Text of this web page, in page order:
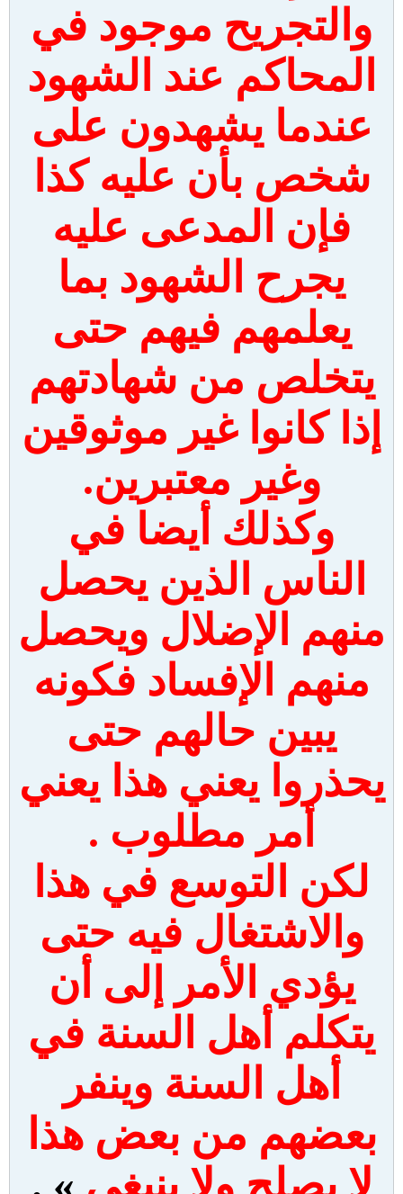
والتجريح موجود في
المحاكم عند الشهود
عندما يشهدون على
شخص بأن عليه كذا
فإن المدعى عليه
يجرح الشهود بما
يعلمهم فيهم حتى
يتخلص من شهادتهم
إذا كانوا غير موثوقين
وغير معتبرين.
وكذلك أيضا في
الناس الذين يحصل
منهم الإضلال ويحصل
منهم الإفساد فكونه
يبين حالهم حتى
يحذروا يعني هذا يعني
أمر مطلوب .
لكن التوسع في هذا
والاشتغال فيه حتى
يؤدي الأمر إلى أن
يتكلم أهل السنة في
أهل السنة وينفر
بعضهم من بعض هذا